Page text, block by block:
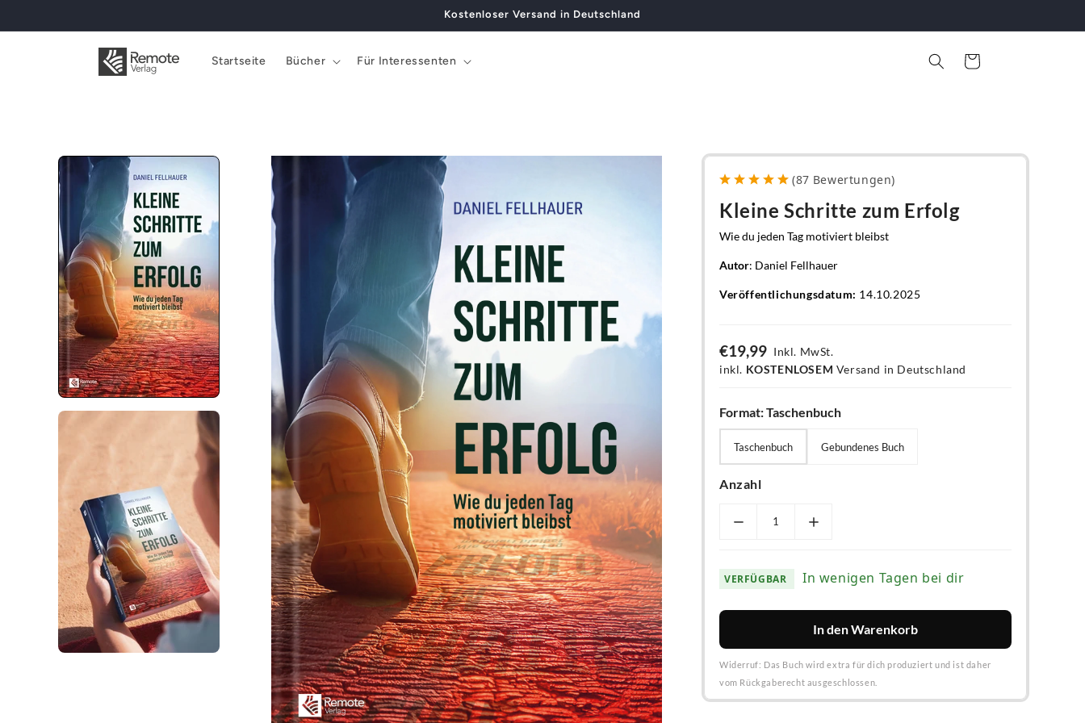
Inhalt
Kostenloser Versand in Deutschland
Startseite Bücher Für Interessenten Warenkorb
(87 Bewertungen)
Kleine Schritte zum Erfolg
Wie du jeden Tag motiviert bleibst
Autor: Daniel Fellhauer
Veröffentlichungsdatum: 14.10.2025
€19,99 Inkl. MwSt.
inkl. KOSTENLOSEM Versand in Deutschland
Format:Taschenbuch
Taschenbuch
Taschenbuch Gebundenes Buch
Gebundenes Buch
Anzahl
VERFÜGBAR In wenigen Tagen bei dir
In den Warenkorb
Widerruf: Das Buch wird extra für dich produziert und ist daher
vom Rückgaberecht ausgeschlossen.